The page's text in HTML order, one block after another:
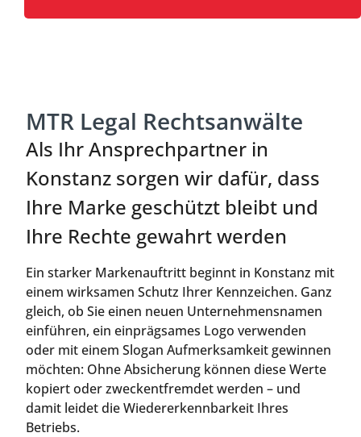
MTR Legal Rechtsanwälte
Als Ihr Ansprechpartner in
Konstanz sorgen wir dafür, dass
Ihre Marke geschützt bleibt und
Ihre Rechte gewahrt werden
Ein starker Markenauftritt beginnt in Konstanz mit
einem wirksamen Schutz Ihrer Kennzeichen. Ganz
gleich, ob Sie einen neuen Unternehmensnamen
einführen, ein einprägsames Logo verwenden
oder mit einem Slogan Aufmerksamkeit gewinnen
möchten: Ohne Absicherung können diese Werte
kopiert oder zweckentfremdet werden – und
damit leidet die Wiedererkennbarkeit Ihres
Betriebs.